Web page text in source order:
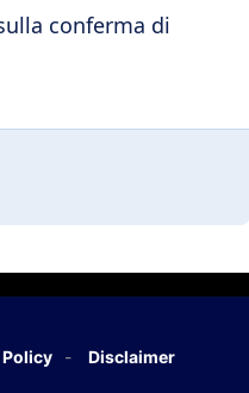
conferma di
Disclaimer